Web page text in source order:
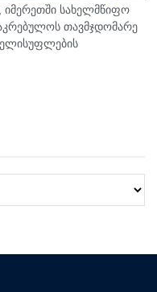
იმერეთში სახელმწიფო
თავმჯდომარე
გმირულად
წევრებთან ერთად,